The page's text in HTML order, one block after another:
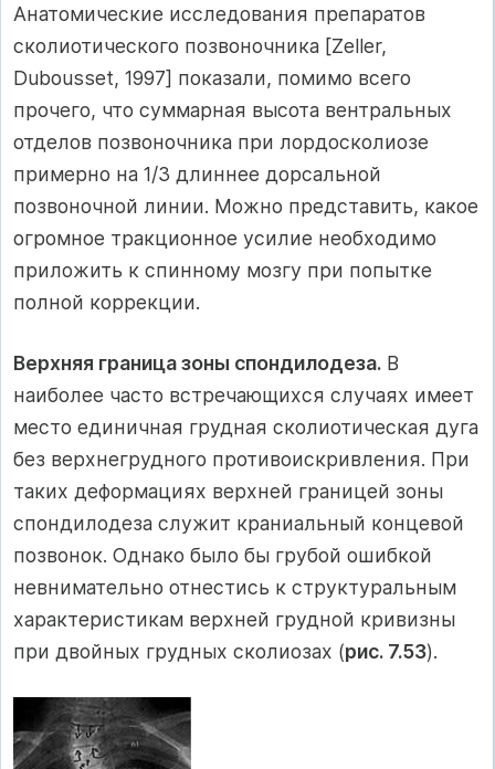
Анатомические исследования препаратов
сколиотического позвоночника [Zeller,
Dubousset, 1997] показали, помимо всего
прочего, что суммарная высота вентральных
отделов позвоночника при лордосколиозе
примерно на 1/3 длиннее дорсальной
позвоночной линии. Можно представить, какое
огромное тракционное усилие необходимо
приложить к спинному мозгу при попытке
полной коррекции.
Верхняя граница зоны спондилодеза. В
наиболее часто встречающихся случаях имеет
место единичная грудная сколиотическая дуга
без верхнегрудного противоискривления. При
таких деформациях верхней границей зоны
спондилодеза служит краниальный концевой
позвонок. Однако было бы грубой ошибкой
невнимательно отнестись к структуральным
характеристикам верхней грудной кривизны
при двойных грудных сколиозах (рис. 7.53).